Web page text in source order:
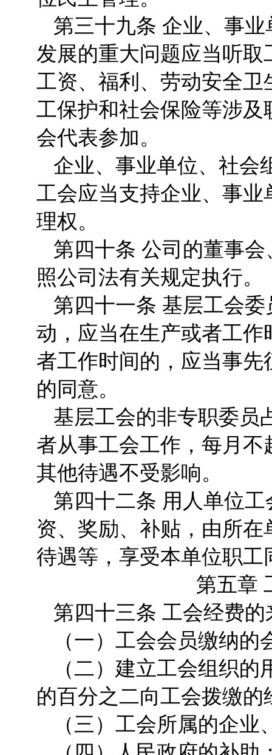
第三十九条 企业、事
发展的重大问题应当听
工资、福利、劳动安全
工保护和社会保险等涉
会代表参加。
企业、事业单位、社会
工会应当支持企业、事
理权。
第四十条 公司的董事
照公司法有关规定执行。
第四十一条 基层工会
动，应当在生产或者工
者工作时间的，应当事
的同意。
基层工会的非专职委员
者从事工会工作，每月
其他待遇不受影响。
第四十二条 用人单位
资、奖励、补贴，由所
待遇等，享受本单位职工
第五章
第四十三条 工会经费的
（一）工会会员缴纳的
（二）建立工会组织
的百分之二向工会拨缴的
（三）工会所属的企